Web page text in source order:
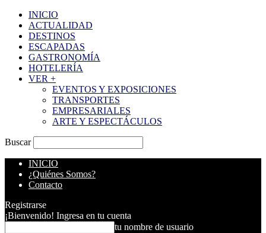
INICIO
ACTUALIDAD
DESTINOS
ESCAPADAS
GASTRONOMÍA
HOTELERÍA
VER +
EVENTOS Y EXPOSICIONES
TRANSPORTES
EMPRESARIALES
ARTE Y ESPECTÁCULOS
Buscar
INICIO
¿Quiénes Somos?
Contacto
Registrarse
¡Bienvenido! Ingresa en tu cuenta
tu nombre de usuario